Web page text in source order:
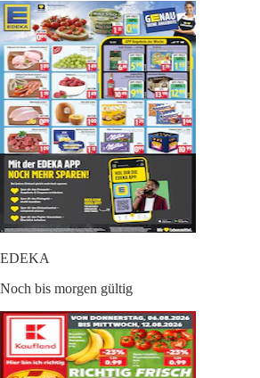
EDEKA
Noch bis morgen gültig